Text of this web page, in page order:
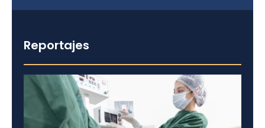
Reportajes